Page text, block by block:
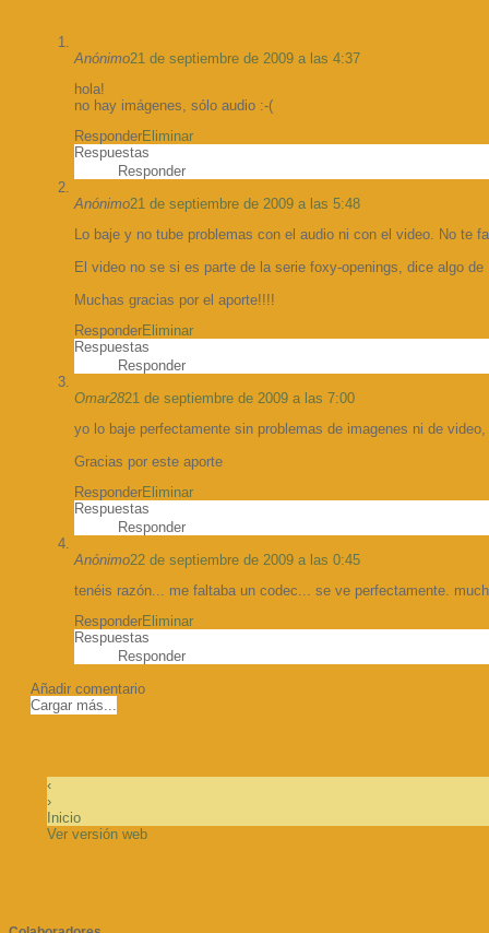
Anónimo21 de septiembre de 2009 a las 4:37
hola!
no hay imágenes, sólo audio :-(
ResponderEliminar
Respuestas
Responder
Anónimo21 de septiembre de 2009 a las 5:48
Lo baje y no tube problemas con el audio ni con el video. No te
El video no se si es parte de la serie foxy-openings, dice algo
Muchas gracias por el aporte!!!!
ResponderEliminar
Respuestas
Responder
Omar2821 de septiembre de 2009 a las 7:00
yo lo baje perfectamente sin problemas de imagenes ni de
Gracias por este aporte
ResponderEliminar
Respuestas
Responder
Anónimo22 de septiembre de 2009 a las 0:45
tenéis razón... me faltaba un codec... se ve perfectamente.
ResponderEliminar
Respuestas
Responder
Añadir comentario
Cargar más...
‹
›
Inicio
Ver versión web